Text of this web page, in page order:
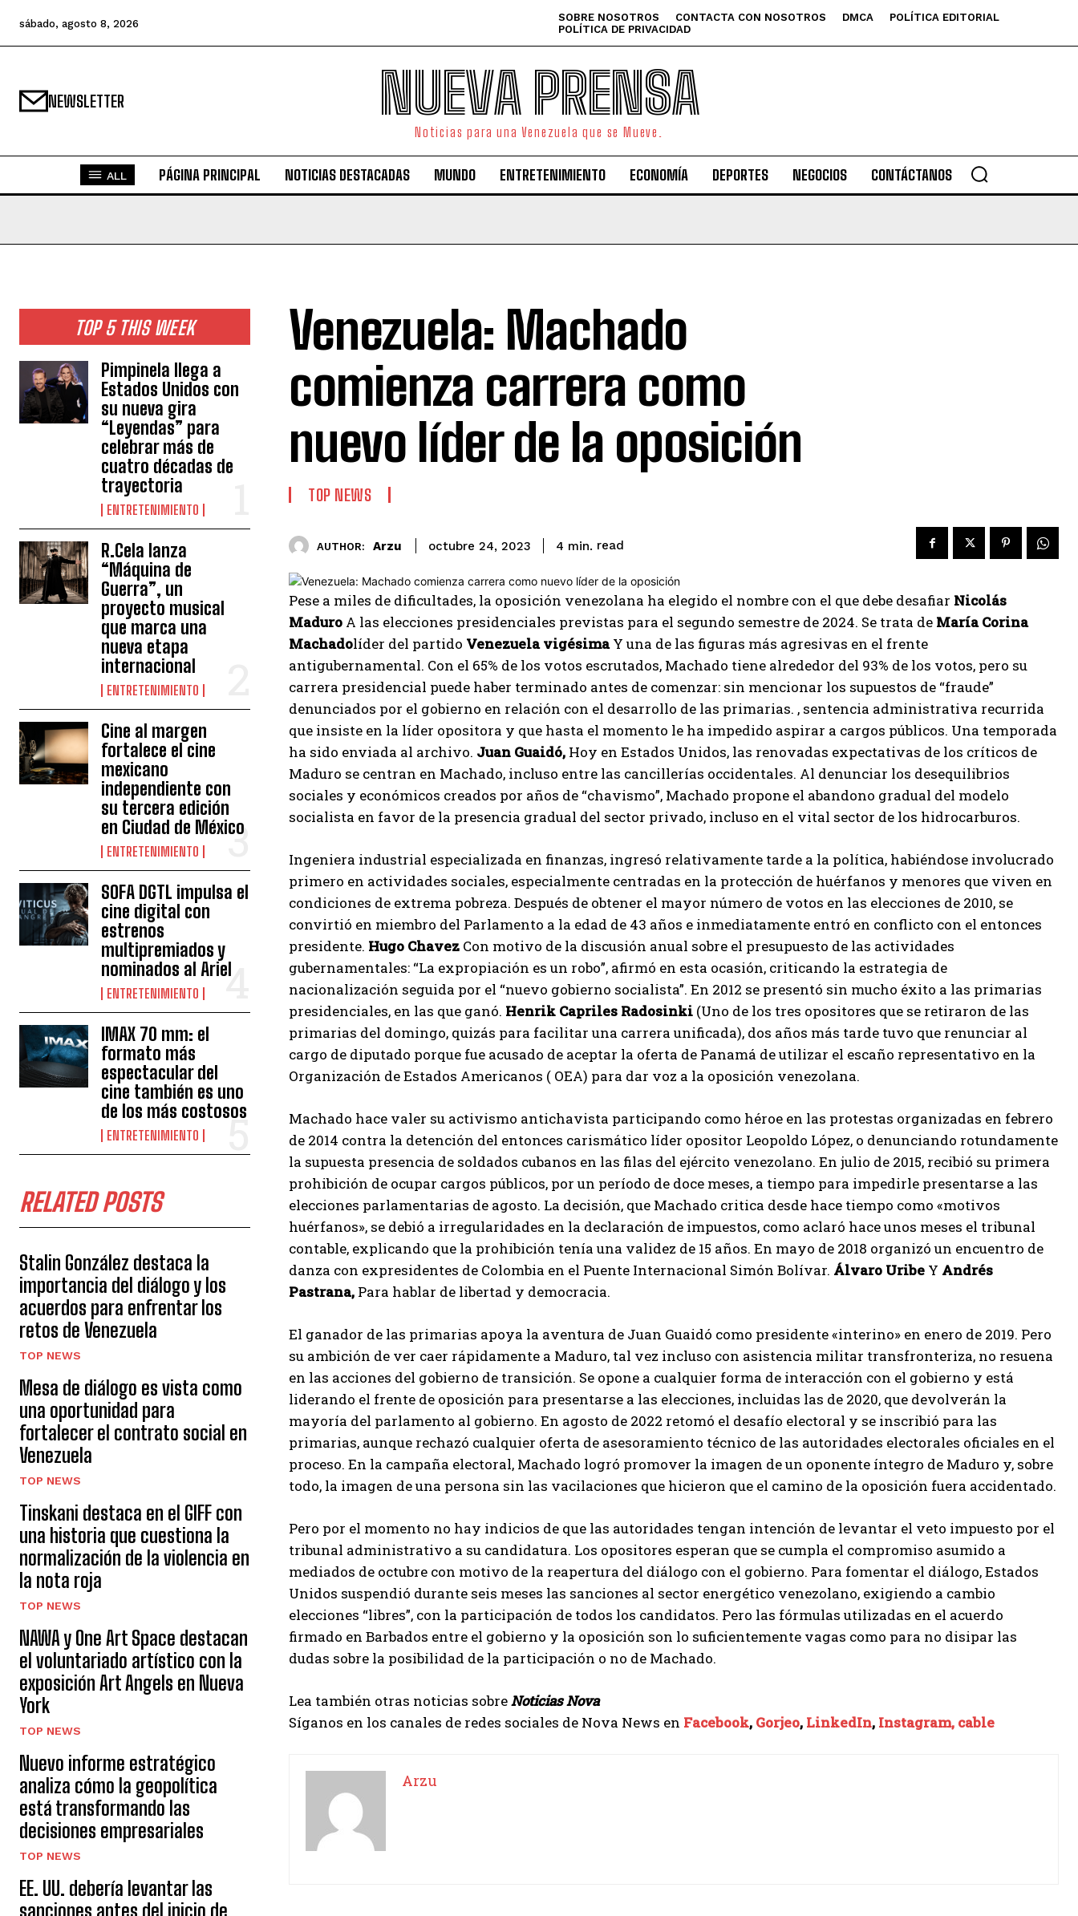
I WANT IN
I've read and accept the
Arzu
sábado, agosto 8, 2026 SOBRE NOSOTROS CONTACTA CON NOSOTROS DMCA
POLÍTICA EDITORIAL
POLÍTICA DE PRIVACIDAD
NEWSLETTER NUEVA PRENSA
Noticias para una Venezuela que se Mueve.
ALL PÁGINA PRINCIPAL NOTICIAS DESTACADAS MUNDO ENTRETENIMIENTO ECONOMÍA DEPORTES NEGOCIOS CONTÁCTANOS
TOP 5 THIS WEEK
Pimpinela llega a
Estados Unidos con
su nueva gira
“Leyendas” para
celebrar más de
cuatro décadas de
trayectoria
ENTRETENIMIENTO
R.Cela lanza
“Máquina de
Guerra”, un
proyecto musical
que marca una
nueva etapa
internacional
ENTRETENIMIENTO
Cine al margen
fortalece el cine
mexicano
independiente con
su tercera edición
en Ciudad de México
ENTRETENIMIENTO
SOFA DGTL impulsa el
cine digital con
estrenos
multipremiados y
nominados al Ariel
ENTRETENIMIENTO
IMAX 70 mm: el
formato más
espectacular del
cine también es uno
de los más costosos
ENTRETENIMIENTO
RELATED POSTS
Stalin González destaca la
importancia del diálogo y los
acuerdos para enfrentar los
retos de Venezuela
TOP NEWS
Mesa de diálogo es vista como
una oportunidad para
fortalecer el contrato social en
Venezuela
TOP NEWS
Tinskani destaca en el GIFF con
una historia que cuestiona la
normalización de la violencia en
la nota roja
TOP NEWS
NAWA y One Art Space destacan
el voluntariado artístico con la
exposición Art Angels en Nueva
York
TOP NEWS
Nuevo informe estratégico
analiza cómo la geopolítica
está transformando las
decisiones empresariales
TOP NEWS
EE. UU. debería levantar las
sanciones antes del inicio de
Venezuela: Machado
comienza carrera como
nuevo líder de la oposición
TOP NEWS
AUTHOR: Arzu octubre 24, 2023 4 min. read
Pese a miles de dificultades, la oposición venezolana ha elegido el nombre con el que debe desafiar Nicolás
Maduro A las elecciones presidenciales previstas para el segundo semestre de 2024. Se trata de María Corina
Machadolíder del partido Venezuela vigésimaY una de las figuras más agresivas en el frente
antigubernamental. Con el 65% de los votos escrutados, Machado tiene alrededor del 93% de los votos, pero su
carrera presidencial puede haber terminado antes de comenzar: sin mencionar los supuestos de “fraude”
denunciados por el gobierno en relación con el desarrollo de las primarias. , sentencia administrativa recurrida
que insiste en la líder opositora y que hasta el momento le ha impedido aspirar a cargos públicos. Una temporada
ha sido enviada al archivo. Juan Guaidó, Hoy en Estados Unidos, las renovadas expectativas de los críticos de
Maduro se centran en Machado, incluso entre las cancillerías occidentales. Al denunciar los desequilibrios
sociales y económicos creados por años de “chavismo”, Machado propone el abandono gradual del modelo
socialista en favor de la presencia gradual del sector privado, incluso en el vital sector de los hidrocarburos.
Ingeniera industrial especializada en finanzas, ingresó relativamente tarde a la política, habiéndose involucrado
primero en actividades sociales, especialmente centradas en la protección de huérfanos y menores que viven en
condiciones de extrema pobreza. Después de obtener el mayor número de votos en las elecciones de 2010, se
convirtió en miembro del Parlamento a la edad de 43 años e inmediatamente entró en conflicto con el entonces
presidente. Hugo Chavez Con motivo de la discusión anual sobre el presupuesto de las actividades
gubernamentales: “La expropiación es un robo”, afirmó en esta ocasión, criticando la estrategia de
nacionalización seguida por el “nuevo gobierno socialista”. En 2012 se presentó sin mucho éxito a las primarias
presidenciales, en las que ganó. Henrik Capriles Radosinki (Uno de los tres opositores que se retiraron de las
primarias del domingo, quizás para facilitar una carrera unificada), dos años más tarde tuvo que renunciar al
cargo de diputado porque fue acusado de aceptar la oferta de Panamá de utilizar el escaño representativo en la
Organización de Estados Americanos ( OEA) para dar voz a la oposición venezolana.
Machado hace valer su activismo antichavista participando como héroe en las protestas organizadas en febrero
de 2014 contra la detención del entonces carismático líder opositor Leopoldo López, o denunciando rotundamente
la supuesta presencia de soldados cubanos en las filas del ejército venezolano. En julio de 2015, recibió su primera
prohibición de ocupar cargos públicos, por un período de doce meses, a tiempo para impedirle presentarse a las
elecciones parlamentarias de agosto. La decisión, que Machado critica desde hace tiempo como «motivos
huérfanos», se debió a irregularidades en la declaración de impuestos, como aclaró hace unos meses el tribunal
contable, explicando que la prohibición tenía una validez de 15 años. En mayo de 2018 organizó un encuentro de
danza con expresidentes de Colombia en el Puente Internacional Simón Bolívar. Álvaro Uribe Y Andrés
Pastrana, Para hablar de libertad y democracia.
El ganador de las primarias apoya la aventura de Juan Guaidó como presidente «interino» en enero de 2019. Pero
su ambición de ver caer rápidamente a Maduro, tal vez incluso con asistencia militar transfronteriza, no resuena
en las acciones del gobierno de transición. Se opone a cualquier forma de interacción con el gobierno y está
liderando el frente de oposición para presentarse a las elecciones, incluidas las de 2020, que devolverán la
mayoría del parlamento al gobierno. En agosto de 2022 retomó el desafío electoral y se inscribió para las
primarias, aunque rechazó cualquier oferta de asesoramiento técnico de las autoridades electorales oficiales en el
proceso. En la campaña electoral, Machado logró promover la imagen de un oponente íntegro de Maduro y, sobre
todo, la imagen de una persona sin las vacilaciones que hicieron que el camino de la oposición fuera accidentado.
Pero por el momento no hay indicios de que las autoridades tengan intención de levantar el veto impuesto por el
tribunal administrativo a su candidatura. Los opositores esperan que se cumpla el compromiso asumido a
mediados de octubre con motivo de la reapertura del diálogo con el gobierno. Para fomentar el diálogo, Estados
Unidos suspendió durante seis meses las sanciones al sector energético venezolano, exigiendo a cambio
elecciones “libres”, con la participación de todos los candidatos. Pero las fórmulas utilizadas en el acuerdo
firmado en Barbados entre el gobierno y la oposición son lo suficientemente vagas como para no disipar las
dudas sobre la posibilidad de la participación o no de Machado.
Lea también otras noticias sobreNoticias Nova
Síganos en los canales de redes sociales de Nova News en Facebook, Gorjeo, LinkedIn, Instagram, cable
Arzu